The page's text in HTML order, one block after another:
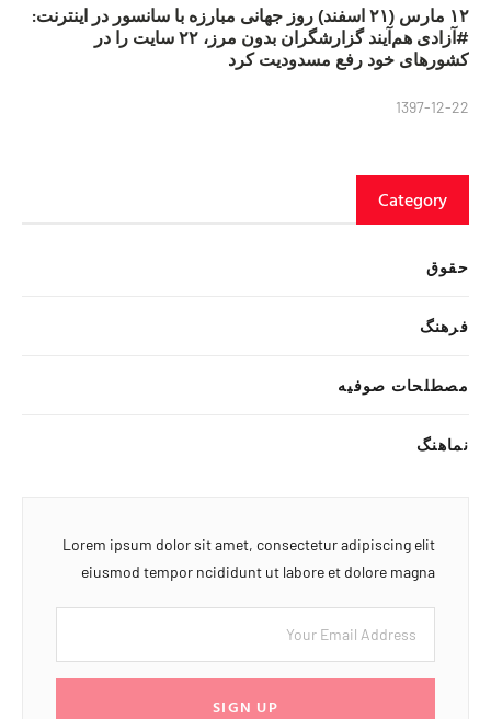
۱۲ مارس (۲۱ اسفند) روز جهانی مبارزه با سانسور در اینترنت:
#آزادی هم‌آیند گزارشگران‌ بدون مرز، ۲۲ سایت را در
کشورهای خود رفع مسدودیت کرد
1397-12-22
Category
حقوق
فرهنگ
مصطلحات صوفیه
نماهنگ
Lorem ipsum dolor sit amet, consectetur adipiscing elit
eiusmod tempor ncididunt ut labore et dolore magna
SIGN UP